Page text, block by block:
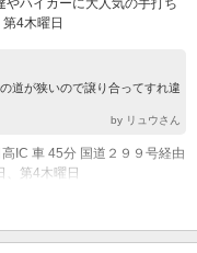
ハイカーに大人気の手打ち
4木曜日
道が狭いので譲り合ってすれ違
by リュウさん
IC 車 45分 国道２９９号経由
、第4木曜日